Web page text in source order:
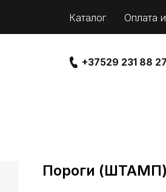
+37529 231 88 27
Каталог Оплата
Пороги (ШТАМП)